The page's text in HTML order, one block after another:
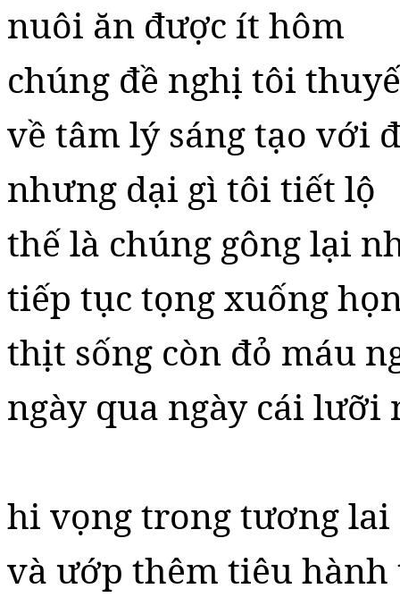
nuôi ăn được ít hôm
chúng đề nghị tôi
về tâm lý sáng tạo với
nhưng dại gì tôi tiết lộ
thế là chúng gông lại
tiếp tục tọng xuống
thịt sống còn đỏ máu
ngày qua ngày cái
hi vọng trong tương
và ướp thêm tiêu